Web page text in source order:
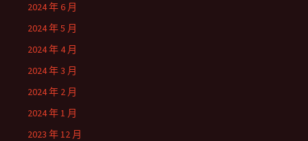
2024 年 6 月
2024 年 5 月
2024 年 4 月
2024 年 3 月
2024 年 2 月
2024 年 1 月
2023 年 12 月